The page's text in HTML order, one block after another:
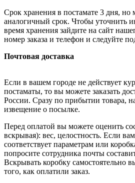
Срок хранения в постамате 3 дня,
аналогичный срок. Чтобы уточнить
время хранения зайдите на сайт
номер заказа и телефон и следуйте
Почтовая доставка
Если в вашем городе не действует
постаматы, то вы можете заказать
России. Сразу по прибытии товара,
извещение о посылке.
Перед оплатой вы можете оценить
вскрывая): вес, целостность. Если
соответствует параметрам или
попросите сотрудника почты
Вскрывать коробку самостоятельно
того, как оплатили заказ.